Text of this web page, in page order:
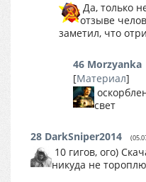
Да, только
отзыве
заметил, что
46 Morzyanka
[Материал]
свет
28 DarkSniper2014
10 гигов, ого)
никуда не